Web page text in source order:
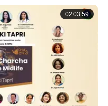
02:03:59